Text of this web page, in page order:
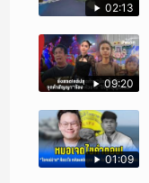
02:13
09:20
01:09